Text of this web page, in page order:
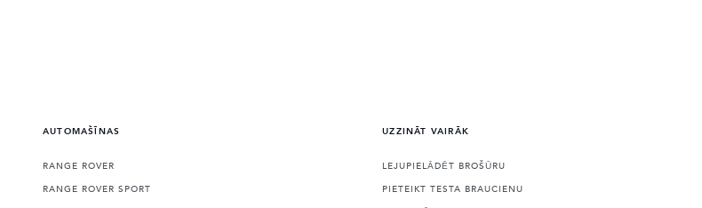
AUTOMAŠĪNAS
RANGE ROVER
RANGE ROVER SPORT
UZZINĀT VAIRĀK
LEJUPIELĀDĒT BROŠŪRU
PIETEIKT TESTA BRAUCIENU